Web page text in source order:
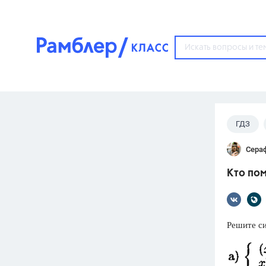
Популярные темы
ГДЗ
3273 ответа
3460 ответов
ФИПИ
ответов
ГДЗ
Кто
Решите